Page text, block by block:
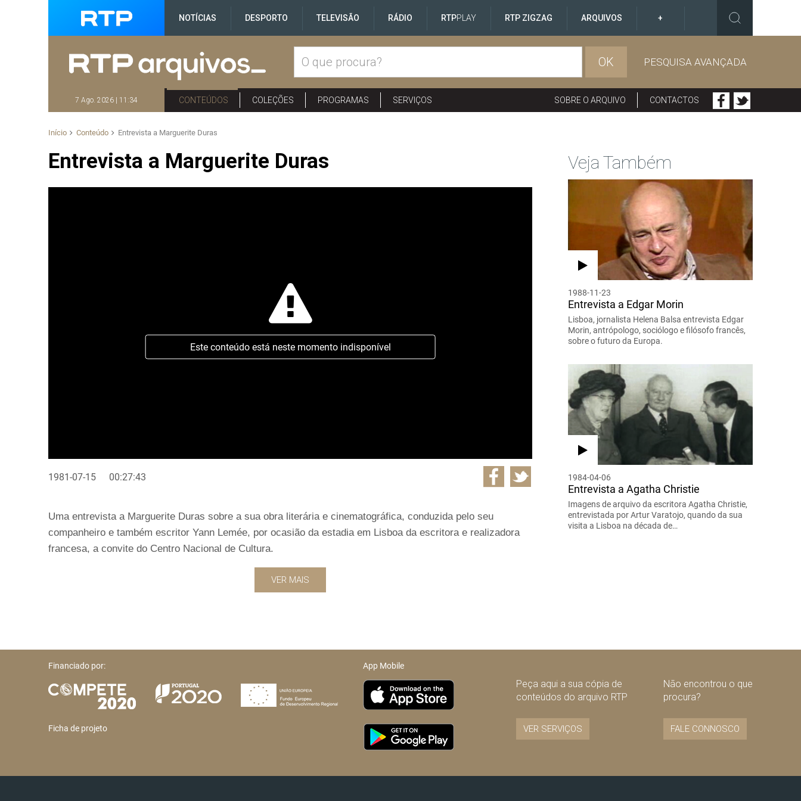
NOTÍCIAS DESPORTO TELEVISÃO RÁDIO RTPPLAY RTP ZIGZAG ARQUIVOS +
OK PESQUISA AVANÇADA
7 Ago. 2026 | 11:34 CONTEÚDOS COLEÇÕES PROGRAMAS SERVIÇOS SOBRE O ARQUIVO CONTACTOS
Início Conteúdo Entrevista a Marguerite Duras
Entrevista a Marguerite Duras
Este conteúdo está neste momento indisponível
1981-07-15 00:27:43
Uma entrevista a Marguerite Duras sobre a sua obra literária e cinematográfica, conduzida pelo seu
companheiro e também escritor Yann Lemée, por ocasião da estadia em Lisboa da escritora e realizadora
francesa, a convite do Centro Nacional de Cultura.
VER MAIS
Veja Também
1988-11-23
Entrevista a Edgar Morin
Lisboa, jornalista Helena Balsa entrevista Edgar
Morin, antrópologo, sociólogo e filósofo francês,
sobre o futuro da Europa.
1984-04-06
Entrevista a Agatha Christie
Imagens de arquivo da escritora Agatha Christie,
entrevistada por Artur Varatojo, quando da sua
visita a Lisboa na década de…
Financiado por:
Ficha de projeto
App Mobile
Peça aqui a sua cópia de
conteúdos do arquivo RTP
VER SERVIÇOS
Não encontrou o que
procura?
FALE CONNOSCO